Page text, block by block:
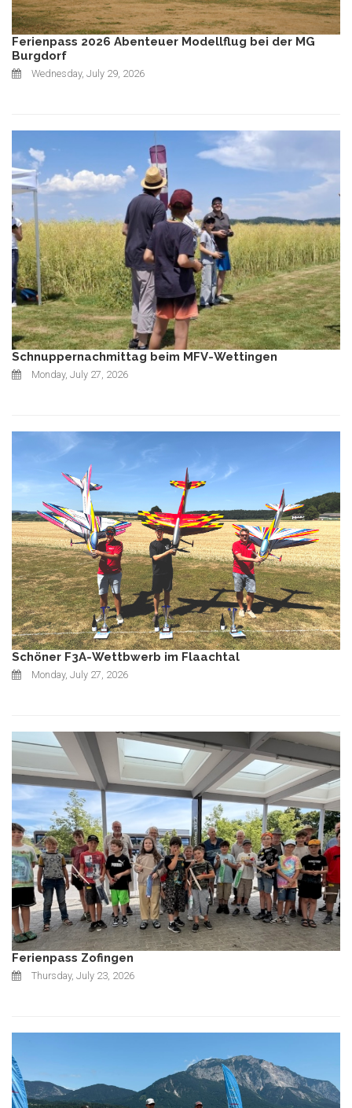
Ferienpass 2026 Abenteuer Modellflug bei der MG
Burgdorf
Wednesday, July 29, 2026
Schnuppernachmittag beim MFV-Wettingen
Monday, July 27, 2026
Schöner F3A-Wettbwerb im Flaachtal
Monday, July 27, 2026
Ferienpass Zofingen
Thursday, July 23, 2026